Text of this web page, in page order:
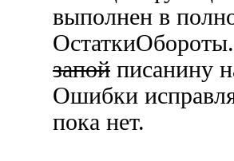
выполнен в
запой писанину
Ошибки
пока нет.